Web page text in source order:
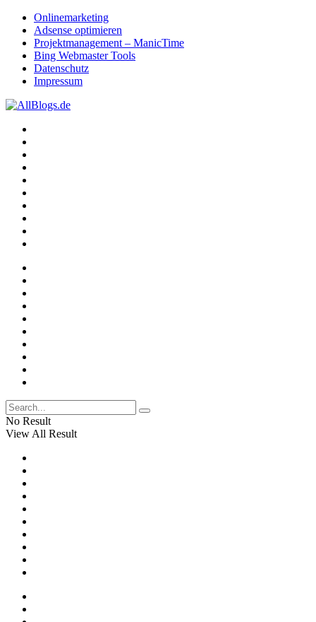
Onlinemarketing
Adsense optimieren
Projektmanagement – ManicTime
Bing Webmaster Tools
Datenschutz
Impressum
No Result
View All Result